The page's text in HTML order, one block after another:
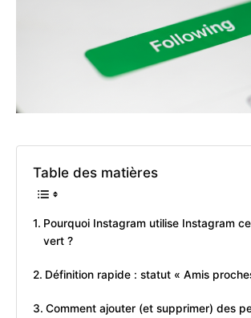
Table des matières
Pourquoi Instagram utilise Instagram
vert ?
Définition rapide : statut « Amis
Comment ajouter (et supprimer) des